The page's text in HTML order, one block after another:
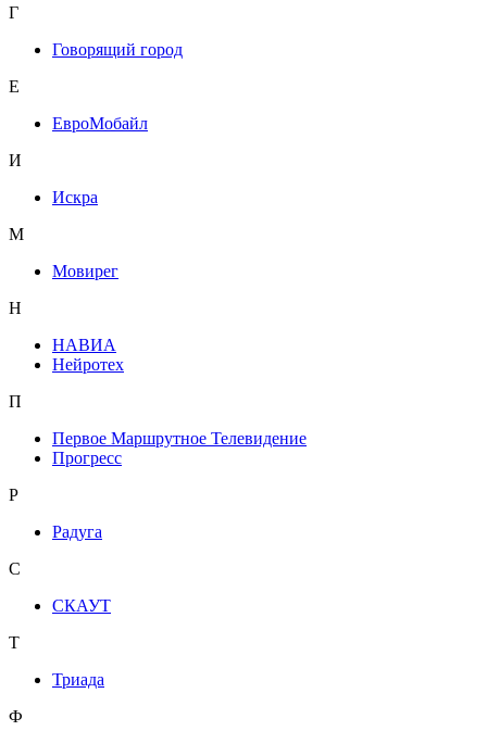
Г
Говорящий город
Е
ЕвроМобайл
И
Искра
М
Мовирег
Н
НАВИА
Нейротех
П
Первое Маршрутное Телевидение
Прогресс
Р
Радуга
С
СКАУТ
Т
Триада
Ф